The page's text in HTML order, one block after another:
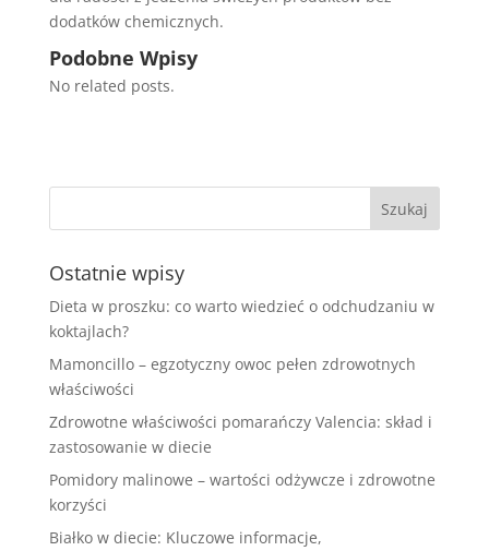
dodatków chemicznych.
Podobne Wpisy
No related posts.
Ostatnie wpisy
Dieta w proszku: co warto wiedzieć o odchudzaniu w
koktajlach?
Mamoncillo – egzotyczny owoc pełen zdrowotnych
właściwości
Zdrowotne właściwości pomarańczy Valencia: skład i
zastosowanie w diecie
Pomidory malinowe – wartości odżywcze i zdrowotne
korzyści
Białko w diecie: Kluczowe informacje,